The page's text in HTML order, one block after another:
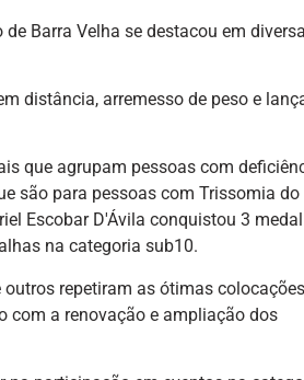
Barra Velha se destacou em
distância, arremesso de peso e
que agrupam pessoas com
são para pessoas com Trissomia do
Escobar D'Ávila conquistou 3
na categoria sub10.
repetiram as ótimas
com a renovação e ampliação dos